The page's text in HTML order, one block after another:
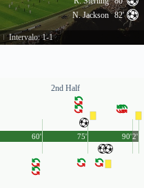
N. Jackson 82'
Intervalo: 1-1
2nd Half
90'
60' 75' 2'